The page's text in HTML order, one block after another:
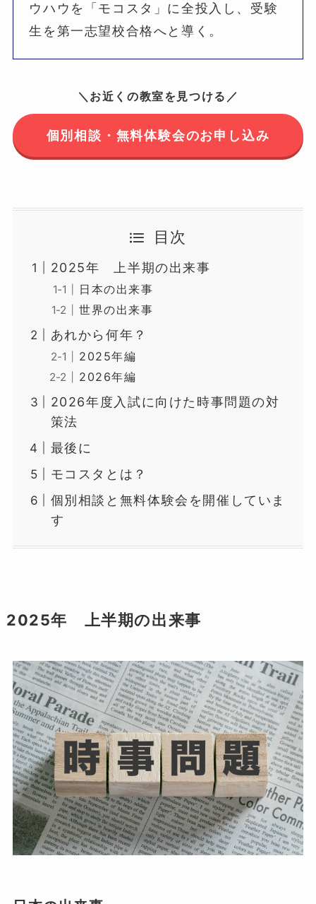
ウハウを「モコスタ」に全投入し、受験
生を第一志望校合格へと導く。
＼お近くの教室を見つける／
個別相談・無料体験会のお申し込み
目次
2025年 上半期の出来事
日本の出来事
世界の出来事
あれから何年？
2025年編
2026年編
2026年度入試に向けた時事問題の対
策法
最後に
モコスタとは？
個別相談と無料体験会を開催していま
す
2025年 上半期の出来事